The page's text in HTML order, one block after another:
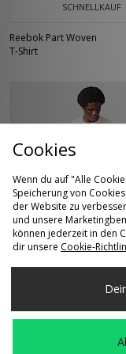
SCHNELLKAUF
Reebok Part Woven
T-Shirt
SCHNELLKAUF
Cookies
Wenn du auf "Alle
Speicherung von
der Website zu
und unsere
können jederzeit in den
dir unsere Cookie-